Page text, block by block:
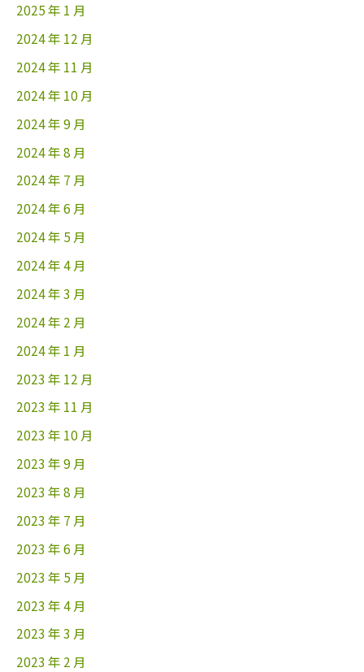
2025 年 1 月
2024 年 12 月
2024 年 11 月
2024 年 10 月
2024 年 9 月
2024 年 8 月
2024 年 7 月
2024 年 6 月
2024 年 5 月
2024 年 4 月
2024 年 3 月
2024 年 2 月
2024 年 1 月
2023 年 12 月
2023 年 11 月
2023 年 10 月
2023 年 9 月
2023 年 8 月
2023 年 7 月
2023 年 6 月
2023 年 5 月
2023 年 4 月
2023 年 3 月
2023 年 2 月